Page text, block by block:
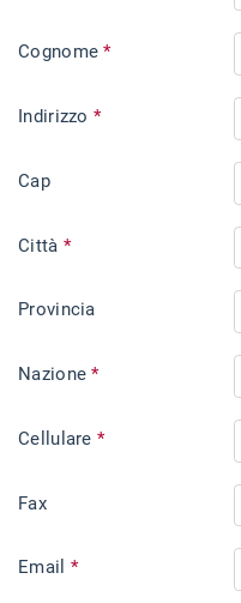
Cognome *
Indirizzo *
Cap
Città *
Provincia
Nazione *
Cellulare *
Fax
Email *